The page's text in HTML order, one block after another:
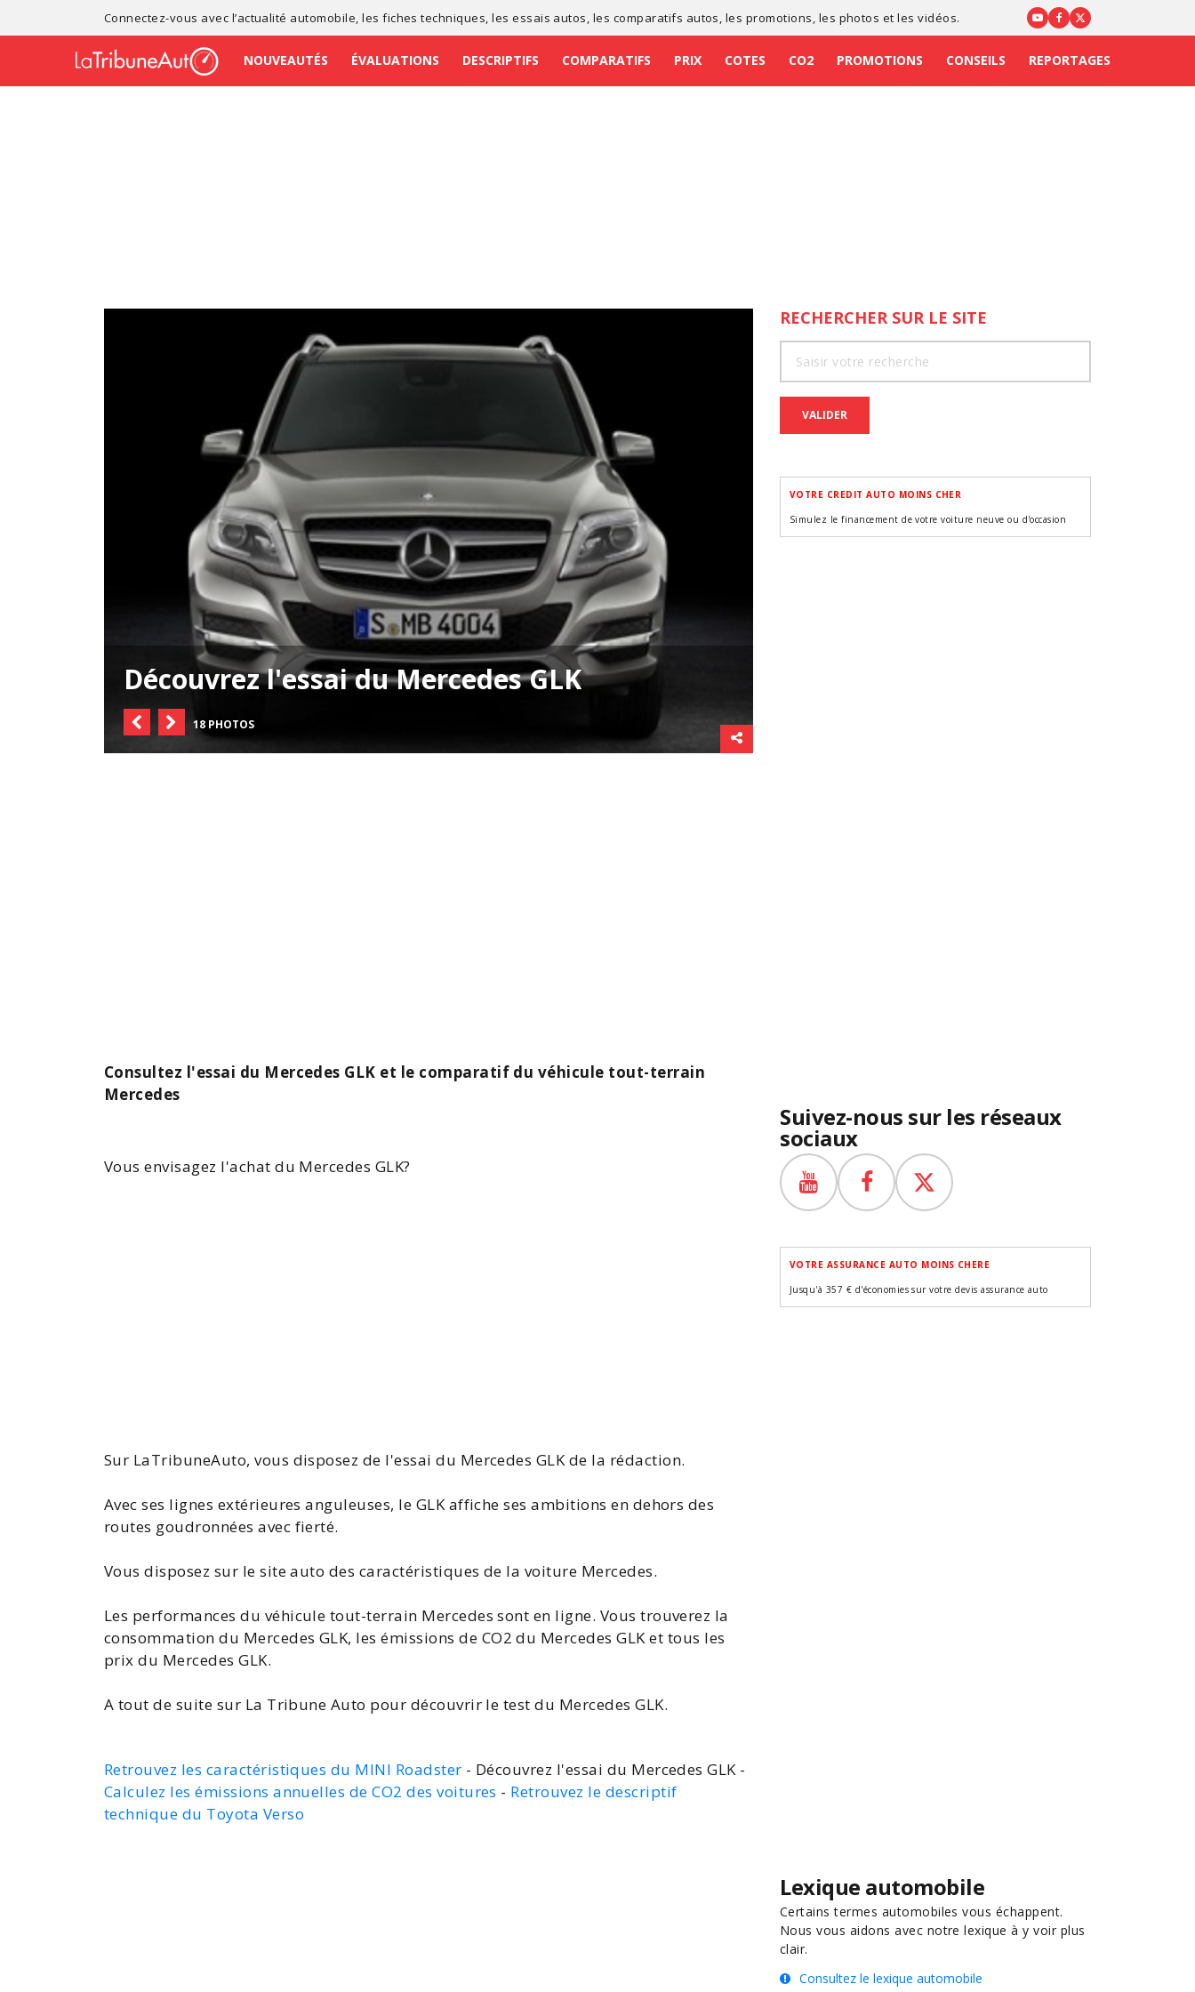
Connectez-vous avec l’actualité automobile , lesfiches techniques , lesessais autos , les comparatifs autos , les promotions , les photos et les vidéos.
NOUVEAUTÉS ÉVALUATIONS DESCRIPTIFS COMPARATIFS PRIX COTES CO2 PROMOTIONS CONSEILS REPORTAGES
Découvrez l'essai du Mercedes GLK
18 PHOTOS
Consultez l'essai du Mercedes GLK et le comparatif du véhicule tout-terrain
Mercedes
Vous envisagez l'achat du Mercedes GLK?
Sur LaTribuneAuto, vous disposez de l'essai du Mercedes GLKde la rédaction.
Avec ses lignes extérieures anguleuses, le GLK affiche ses ambitions en dehors des
routes goudronnées avec fierté.
Vous disposez sur le site auto des caractéristiques de la voiture Mercedes.
Les performances du véhicule tout-terrain Mercedes sont en ligne. Vous trouverez la
consommation du Mercedes GLK, les émissions de CO2 du Mercedes GLKet tous les
prix du Mercedes GLK.
A tout de suite sur La Tribune Auto pour découvrir le test du Mercedes GLK.
Retrouvez les caractéristiques du MINI Roadster - Découvrez l'essai du Mercedes GLK -
Calculez les émissions annuelles de CO2 des voitures - Retrouvez le descriptif
technique du Toyota Verso
RECHERCHER SUR LE SITE
VALIDER
VOTRE CREDIT AUTO MOINS CHER
Simulez le financement de votre voiture neuve ou d'occasion
Suivez-nous sur les réseaux
sociaux
VOTRE ASSURANCE AUTO MOINS CHERE
Jusqu'à 357 € d'économies sur votre devis assurance auto
Lexique automobile
Certains termes automobiles vous échappent.
Nous vous aidons avec notre lexique à y voir plus
clair.
Consultez le lexique automobile